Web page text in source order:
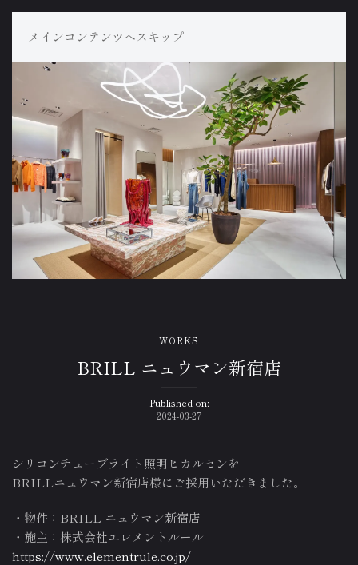
メインコンテンツへスキップ
WORKS
BRILL ニュウマン新宿店
Published on:
2024-03-27
シリコンチューブライト照明ヒカルセンを
BRILLニュウマン新宿店様にご採用いただきました。
・物件：BRILL ニュウマン新宿店
・施主：株式会社エレメントルール
https://www.elementrule.co.jp/